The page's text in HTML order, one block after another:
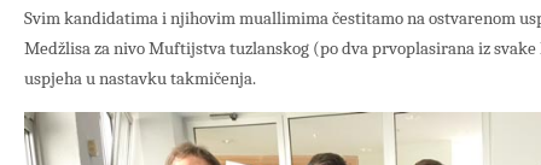
Svim kandidatima i njihovim muallimima čestitamo na ostvarenom
Medžlisa za nivo Muftijstva tuzlanskog (po dva prvoplasirana iz
uspjeha u nastavku takmičenja.